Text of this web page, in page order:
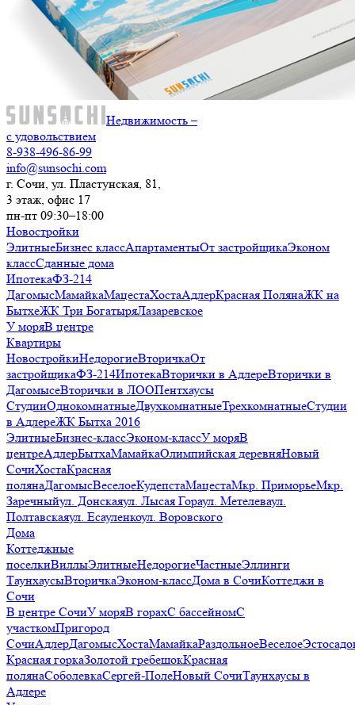
Недвижимость –
с удовольствием
8-938-496-86-99
info@sunsochi.com
г. Сочи, ул. Пластунская, 81,
3 этаж, офис 17
пн-пт 09:30–18:00
Новостройки
ЭлитныеБизнес классАпартаментыОт застройщикаЭконом
классСданные дома
ИпотекаФЗ-214
ДагомысМамайкаМацестаХостаАдлерКрасная ПолянаЖК на
БытхеЖК Три БогатыряЛазаревское
У моряВ центре
Квартиры
НовостройкиНедорогиеВторичкаОт
застройщикаФЗ-214ИпотекаВторички в АдлереВторички в
ДагомысеВторички в ЛООПентхаусы
СтудииОднокомнатныеДвухкомнатныеТрехкомнатныеСтудии
в АдлереЖК Бытха 2016
ЭлитныеБизнес-классЭконом-классУ моряВ
центреАдлерБытхаМамайкаОлимпийская деревняНовый
СочиХостаКрасная
полянаДагомысВеселоеКудепстаМацестаМкр. ПриморьеМкр.
Заречныйул. Донскаяул. Лысая Гораул. Метелеваул.
Полтавскаяул. Есауленкоул. Воровского
Дома
Коттеджные
поселкиВиллыЭлитныеНедорогиеЧастныеЭллинги
ТаунхаусыВторичкаЭконом-классДома в СочиКоттеджи в
Сочи
В центре СочиУ моряВ горахС бассейномС
участкомПригород
СочиАдлерДагомысХостаМамайкаРаздольноеВеселое
Красная горкаЗолотой гребешокКрасная
полянаСоболевкаСергей-ПолеНовый СочиТаунхаусы в
Адлере